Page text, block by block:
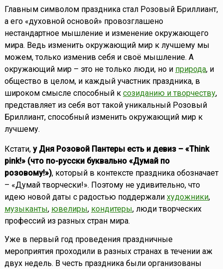
Главным символом праздника стал Розовый Бриллиант,
а его «духовной основой» провозглашено
нестандартное мышление и изменение окружающего
мира. Ведь изменить окружающий мир к лучшему мы
можем, только изменив себя и своё мышление. А
окружающий мир – это не только люди, но и природа, и
общество в целом, и каждый участник праздника, в
широком смысле способный к созиданию и творчеству,
представляет из себя вот такой уникальный Розовый
Бриллиант, способный изменить окружающий мир к
лучшему.
Кстати, у Дня Розовой Пантеры есть и девиз – «Think
pink!» (что по-русски буквально «Думай по
розовому!»), который в контексте праздника обозначает
– «Думай творчески!». Поэтому не удивительно, что
идею новой даты с радостью поддержали художники,
музыканты, ювелиры, кондитеры, люди творческих
профессий из разных стран мира.
Уже в первый год проведения праздничные
мероприятия проходили в разных странах в течении аж
двух недель. В честь праздника были организованы